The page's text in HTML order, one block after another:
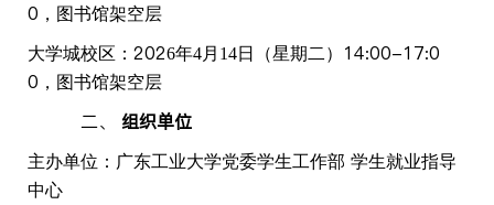
0 ， 图书馆架空层
大学城校区 ： 2026年4月 14日 （星期 二 ）
14:00-17:0
0 ， 图书馆架空层
二、 组织单位
主办单位：广东工业大学党委学生工作部 学生就业指导
中心